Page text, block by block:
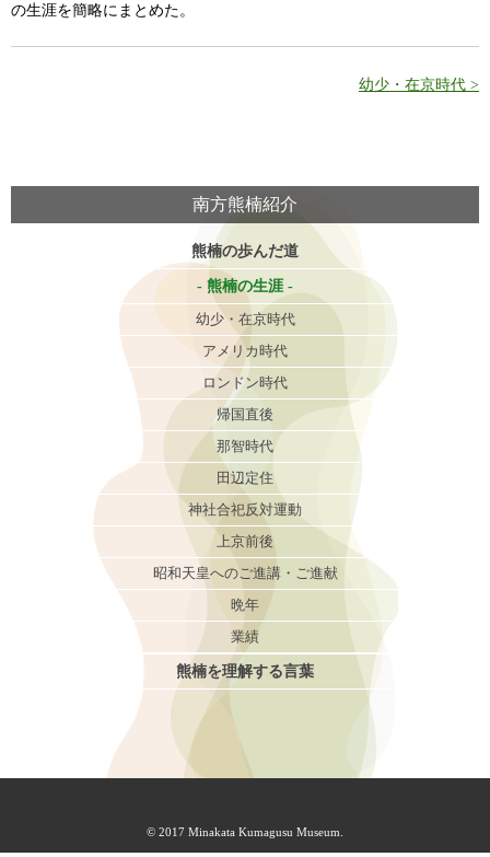
の生涯を簡略にまとめた。
幼少・在京時代 >
南方熊楠紹介
熊楠の歩んだ道
熊楠の生涯
幼少・在京時代
アメリカ時代
ロンドン時代
帰国直後
那智時代
田辺定住
神社合祀反対運動
上京前後
昭和天皇へのご進講・ご進献
晩年
業績
熊楠を理解する言葉
© 2017 Minakata Kumagusu Museum.